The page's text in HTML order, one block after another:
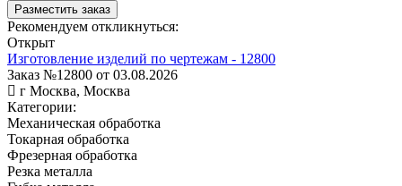
Разместить заказ
Рекомендуем откликнуться:
Открыт
Изготовление изделий по чертежам - 12800
Заказ №12800 от 03.08.2026
г Москва, Москва
Категории:
Механическая обработка
Токарная обработка
Фрезерная обработка
Резка металла